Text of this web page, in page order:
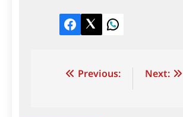
Facebook
TwitterLinkedIn
Post Previous: Next: